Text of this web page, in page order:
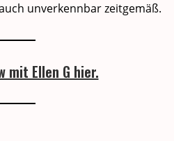
unverkennbar zeit­gemäß.
mit Ellen G hier.